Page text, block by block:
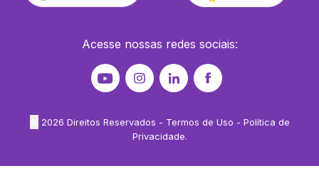
Acesse nossas redes sociais:
2026 Direitos Reservados - Termos de Uso - Política de
Privacidade.